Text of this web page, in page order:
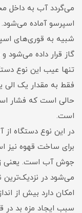
می‌گردد آب به داخل
اسپرسو آماده می‌شود.
شبیه به قوری‌های
گاز قرار داده می‌شود
تنها عیب این نوع
فقط به مقدار یک الی
است.
در این نوع دستگاه
برای ساخت قهوه نیز
جوش آب است. یعنی
می‌شود در نزدیک‌ترین
امکان دارد بیش از
سبب ایجاد مزه بد در